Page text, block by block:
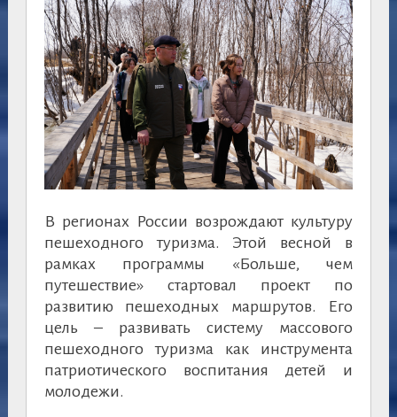
В регионах России возрождают культуру
пешеходного туризма. Этой весной в
рамках программы «Больше, чем
путешествие» стартовал проект по
развитию пешеходных маршрутов. Его
цель – развивать систему массового
пешеходного туризма как инструмента
патриотического воспитания детей и
молодежи.